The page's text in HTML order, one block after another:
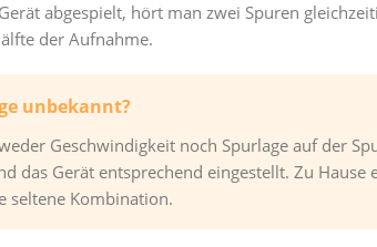
abgespielt, hört man zwei Spuren
der Aufnahme.
unbekannt?
Geschwindigkeit noch Spurlage auf der
das Gerät entsprechend eingestellt. Zu Hause
seltene Kombination.